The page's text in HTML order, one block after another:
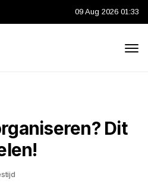
09 Aug 2026 01:33
Dit